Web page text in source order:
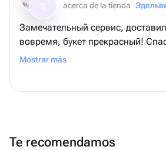
acerca de la tienda
Замечательный сервис,
вовремя, букет прекрасный!
❤️❤️
Mostrar más
Te recomendamos